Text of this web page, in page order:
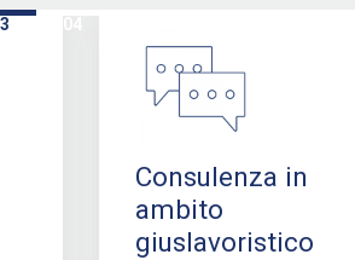
Consulenza in
ambito
giuslavoristico